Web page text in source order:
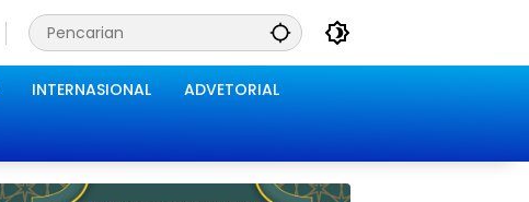
INTERNASIONAL ADVETORIAL